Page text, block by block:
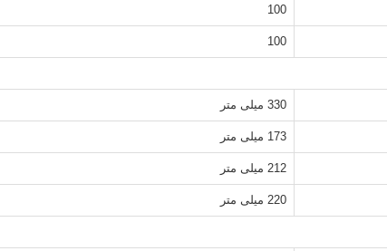
100
100
330 میلی متر
173 میلی متر
212 میلی متر
220 میلی متر